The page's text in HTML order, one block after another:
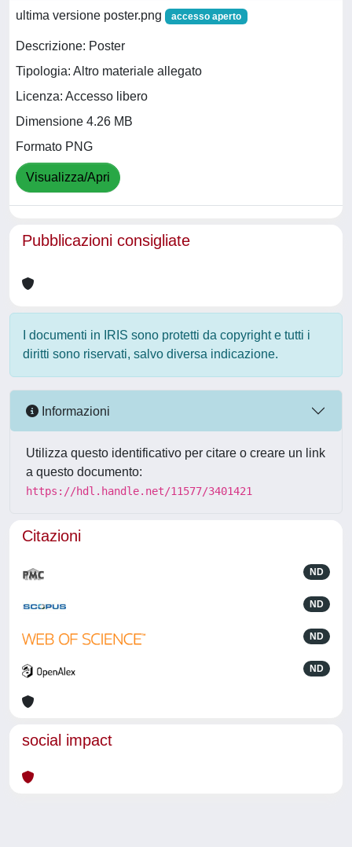
ultima versione poster.png accesso aperto
Descrizione: Poster
Tipologia: Altro materiale allegato
Licenza: Accesso libero
Dimensione 4.26 MB
Formato PNG
Visualizza/Apri
Pubblicazioni consigliate
I documenti in IRIS sono protetti da copyright e tutti i
diritti sono riservati, salvo diversa indicazione.
Informazioni
Utilizza questo identificativo per citare o creare un link
a questo documento:
https://hdl.handle.net/11577/3401421
Citazioni
ND
ND
ND
ND
social impact